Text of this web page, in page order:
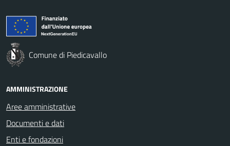
Comune di Piedicavallo
AMMINISTRAZIONE
Aree amministrative
Documenti e dati
Enti e fondazioni